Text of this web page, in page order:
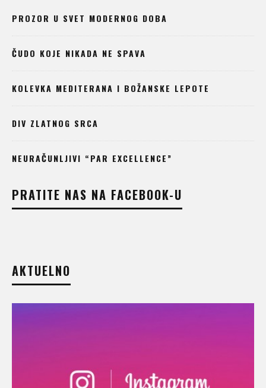
PROZOR U SVET MODERNOG DOBA
ČUDO KOJE NIKADA NE SPAVA
KOLEVKA MEDITERANA I BOŽANSKE LEPOTE
DIV ZLATNOG SRCA
NEURAČUNLJIVI “PAR EXCELLENCE”
PRATITE NAS NA FACEBOOK-U
AKTUELNO